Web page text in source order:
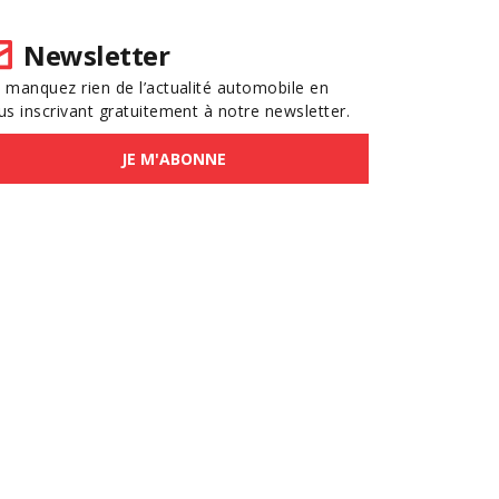
Newsletter
manquez rien de l’actualité automobile en
inscrivant gratuitement à notre newsletter.
JE M'ABONNE